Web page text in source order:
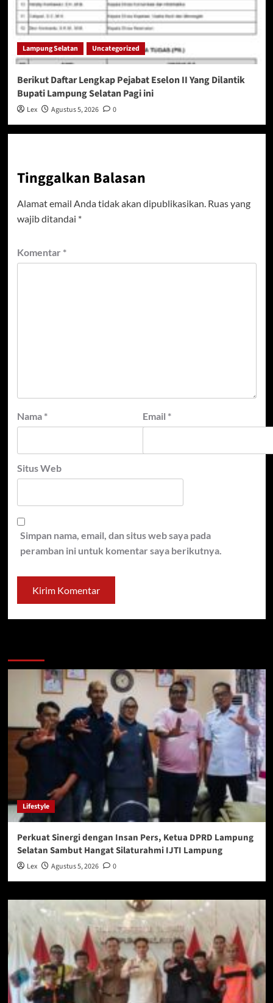
Lampung Selatan Uncategorized
Berikut Daftar Lengkap Pejabat Eselon II Yang Dilantik
Bupati Lampung Selatan Pagi ini
Lex Agustus 5, 2026 0
Tinggalkan Balasan
Alamat email Anda tidak akan dipublikasikan. Ruas yang
wajib ditandai *
Komentar *
Nama * Email *
Situs Web
Simpan nama, email, dan situs web saya pada
peramban ini untuk komentar saya berikutnya.
Lifestyle
Perkuat Sinergi dengan Insan Pers, Ketua DPRD Lampung
Selatan Sambut Hangat Silaturahmi IJTI Lampung
Lex Agustus 5, 2026 0